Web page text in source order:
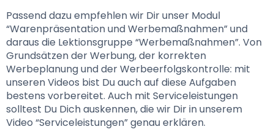
Passend dazu empfehlen wir Dir unser Modul
“Warenpräsentation und Werbemaßnahmen” und
daraus die Lektionsgruppe “Werbemaßnahmen”. Von
Grundsätzen der Werbung, der korrekten
Werbeplanung und der Werbeerfolgskontrolle: mit
unseren Videos bist Du auch auf diese Aufgaben
bestens vorbereitet. Auch mit Serviceleistungen
solltest Du Dich auskennen, die wir Dir in unserem
Video “Serviceleistungen” genau erklären.